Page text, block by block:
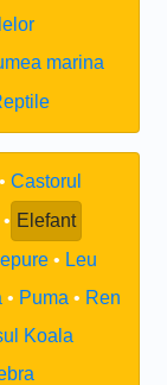
marina
Castorul
Elefant
Iepure
Leu
Puma
Ren
Koala